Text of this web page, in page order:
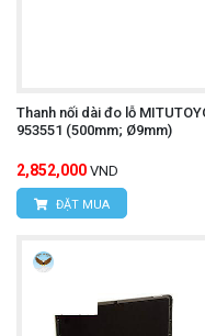
Thanh nối dài đo lỗ MITUTOYO
953551 (500mm; Ø9mm)
2,852,000 VND
ĐẶT MUA